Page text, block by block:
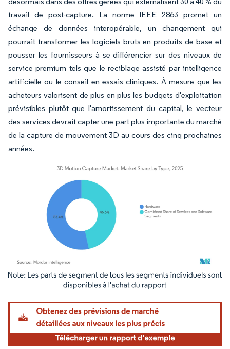
travail de post-capture. La norme IEEE 2863 promet un
échange de données interopérable, un changement qui
pourrait transformer les logiciels bruts en produits de base et
pousser les fournisseurs à se différencier sur des niveaux de
service premium tels que le reciblage assisté par intelligence
artificielle ou le conseil en essais cliniques. À mesure que les
acheteurs valorisent de plus en plus les budgets d'exploitation
prévisibles plutôt que l'amortissement du capital, le vecteur
des services devrait capter une part plus importante du marché
de la capture de mouvement 3D au cours des cinq prochaines
années.
Image © Mordor Intelligence. La réutilisation nécessite une attribution sous CC BY